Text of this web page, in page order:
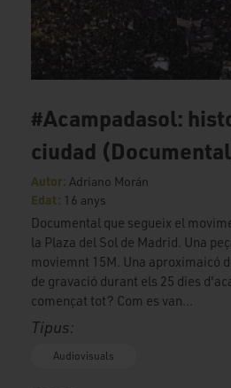
#Acampadasol:
ciudad
Autor: Adriano Morán
Edat: 16 anys
Documental que segueix el
la Plaza del Sol de Madrid. Una
moviemnt 15M. Una aproximaicó
de gravació durant els 25 dies
començat tot? Com es van...
Tipus:
Audiovisuals